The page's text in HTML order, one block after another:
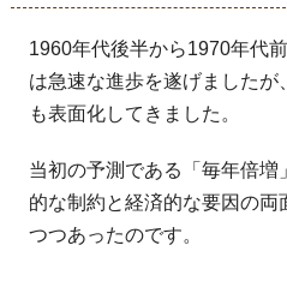
1960年代後半から1970年代
は急速な進歩を遂げましたが
も表面化してきました。
当初の予測である「毎年倍
的な制約と経済的な要因の両
つつあったのです。